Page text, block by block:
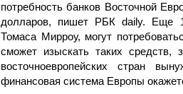
потребность банков Восточной
долларов, пишет РБК daily. Еще
Томаса Мирроу, могут
сможет изыскать таких
восточноевропейских стран
финансовая система Европы